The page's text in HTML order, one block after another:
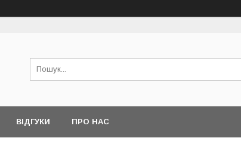
ВІДГУКИ ПРО НАС